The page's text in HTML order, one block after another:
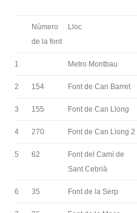
Número
de la font
Lloc
1 Metro Montbau
2 154 Font de Can Barret
3 155 Font de Can Llong
4 270 Font de Can Llong 2
5 62
Font del Camí de
Sant Cebrià
6 35 Font de la Serp